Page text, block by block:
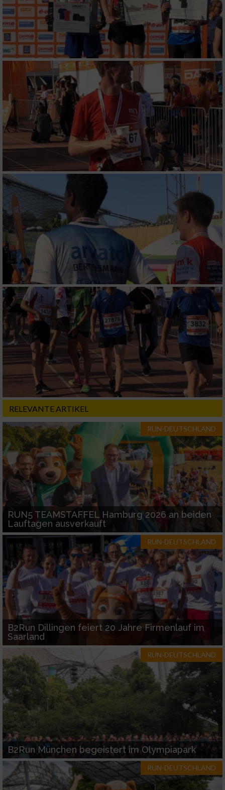
RELEVANTE ARTIKEL
RUN-DEUTSCHLAND
RUN5 TEAMSTAFFEL Hamburg 2026 an beiden
Lauftagen ausverkauft
RUN-DEUTSCHLAND
B2Run Dillingen feiert 20 Jahre Firmenlauf im
Saarland
RUN-DEUTSCHLAND
B2Run München begeistert im Olympiapark
RUN-DEUTSCHLAND
Funktional
Werbung